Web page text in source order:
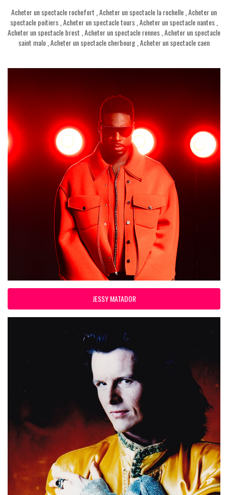
Acheter un spectacle rochefort Acheter un spectacle la rochelle Acheter un
spectacle poitiers Acheter un spectacle tours Acheter un spectacle nantes
Acheter un spectacle brest Acheter un spectacle rennes Acheter un spectacle
saint malo Acheter un spectacle cherbourg Acheter un spectacle caen
JESSY MATADOR